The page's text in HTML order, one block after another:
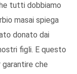
tutti dobbiamo
masai spiega
donato dai
figli. E questo
garantire che